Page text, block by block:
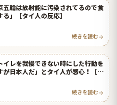
五輪は放射能に汚染されてるので食
」【タイ人の反応】
続きを読む
イレを我慢できない時にした行動を
が日本人だ」とタイ人が感心！【タ
続きを読む